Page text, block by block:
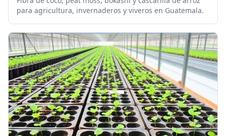
para agricultura, invernaderos y viveros en Guatemala.